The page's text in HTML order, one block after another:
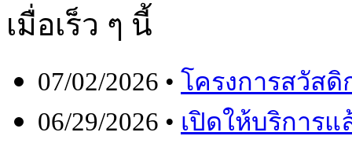
เมื่อเร็ว ๆ นี้
07/02/2026 • โครงการสวัสดิ
06/29/2026 • เปิดให้บริการแ